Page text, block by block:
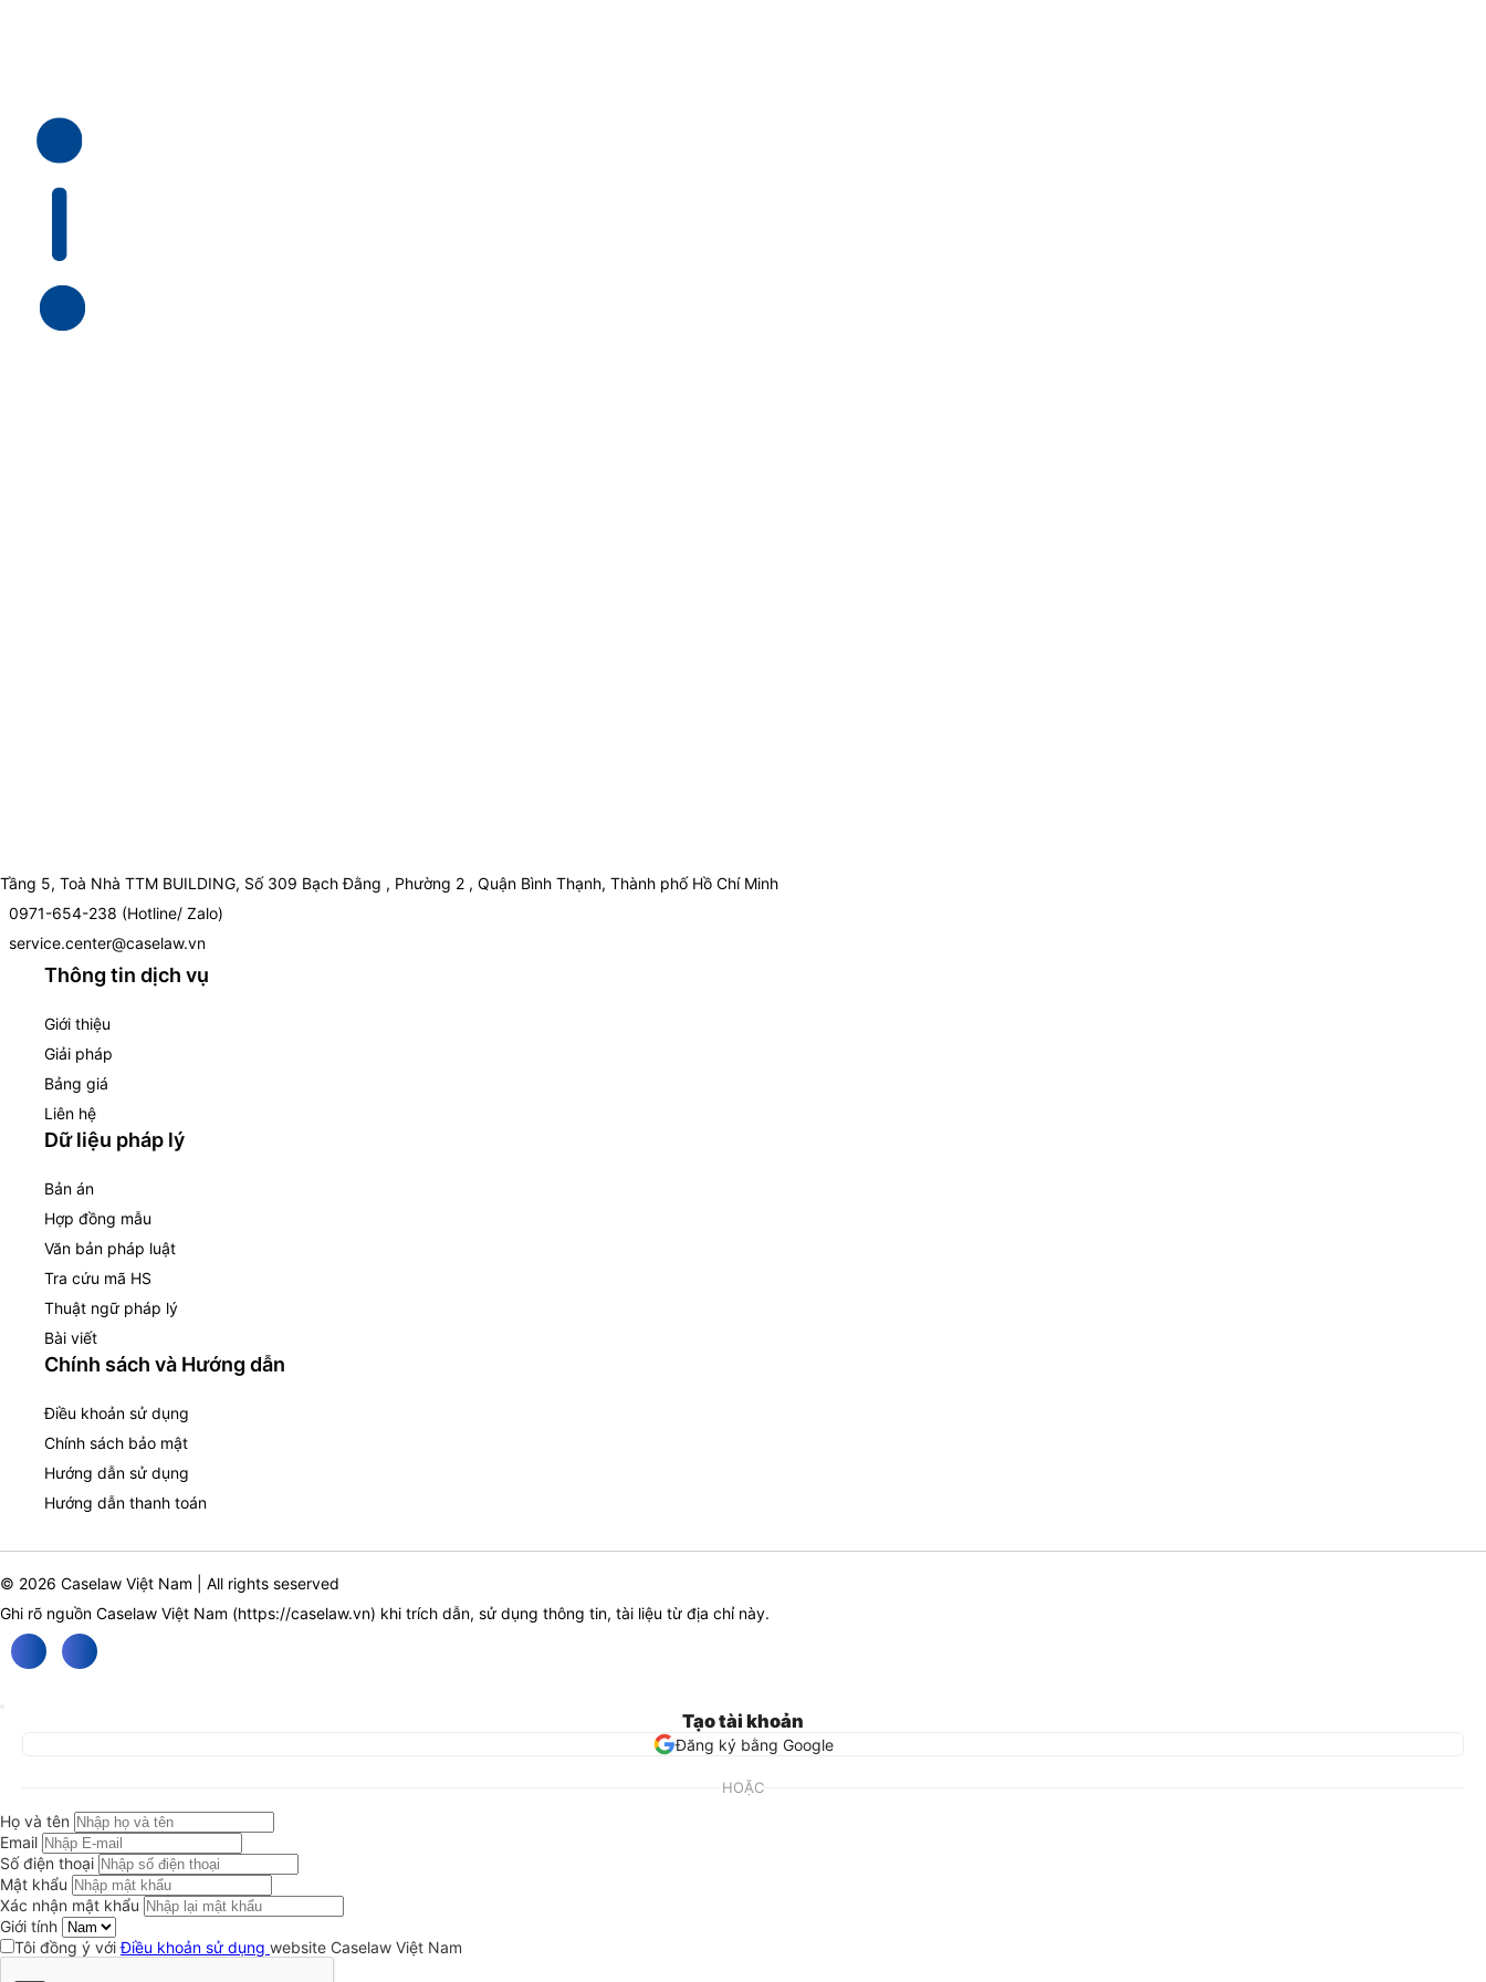
Tầng 5, Toà Nhà TTM BUILDING, Số 309 Bạch Đằng , Phường 2 , Quận Bình Thạnh, Thành phố Hồ Chí Minh
0971-654-238 (Hotline/ Zalo)
service.center@caselaw.vn
Thông tin dịch vụ
Giới thiệu
Giải pháp
Bảng giá
Liên hệ
Dữ liệu pháp lý
Bản án
Hợp đồng mẫu
Văn bản pháp luật
Tra cứu mã HS
Thuật ngữ pháp lý
Bài viết
Chính sách và Hướng dẫn
Điều khoản sử dụng
Chính sách bảo mật
Hướng dẫn sử dụng
Hướng dẫn thanh toán
© 2026 Caselaw Việt Nam | All rights seserved
Ghi rõ nguồn Caselaw Việt Nam (https://caselaw.vn) khi trích dẫn, sử dụng thông tin, tài liệu từ địa chỉ này.
Tạo tài khoản
Đăng ký bằng Google
HOẶC
Họ và tên
Email
Số điện thoại
Mật khẩu
Xác nhận mật khẩu
Giới tính
Tôi đồng ý vớiĐiều khoản sử dụng website Caselaw Việt Nam